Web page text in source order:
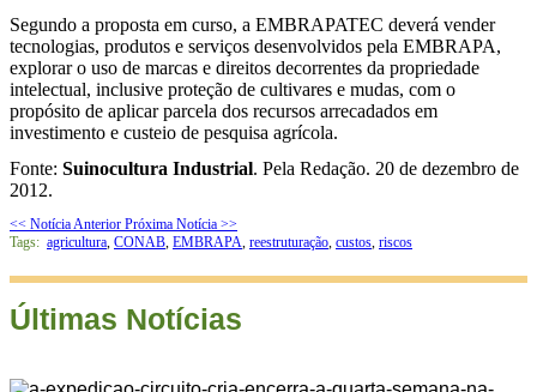
Segundo a proposta em curso, a EMBRAPATEC deverá vender
tecnologias, produtos e serviços desenvolvidos pela EMBRAPA,
explorar o uso de marcas e direitos decorrentes da propriedade
intelectual, inclusive proteção de cultivares e mudas, com o
propósito de aplicar parcela dos recursos arrecadados em
investimento e custeio de pesquisa agrícola.
Fonte: Suinocultura Industrial. Pela Redação. 20 de dezembro de
2012.
<< Notícia Anterior Próxima Notícia >>
Tags: agricultura, CONAB, EMBRAPA, reestruturação, custos, riscos
Últimas Notícias